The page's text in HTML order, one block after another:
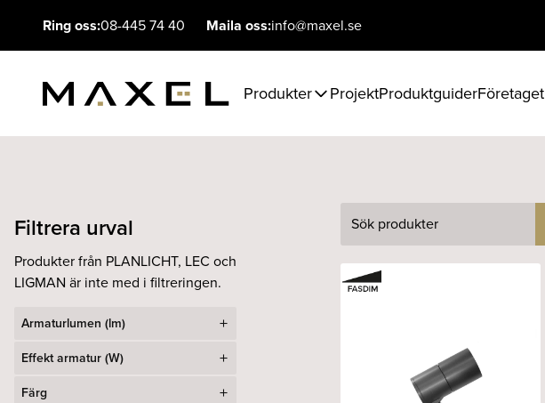
Ring oss:08-445 74 40 Maila oss:info@maxel.se
Produkter ProjektProduktguiderFöretaget
Filtrera urval
Produkter från PLANLICHT, LEC och
LIGMAN är inte med i filtreringen.
Armaturlumen (lm)
Effekt armatur (W)
Färg
Sök